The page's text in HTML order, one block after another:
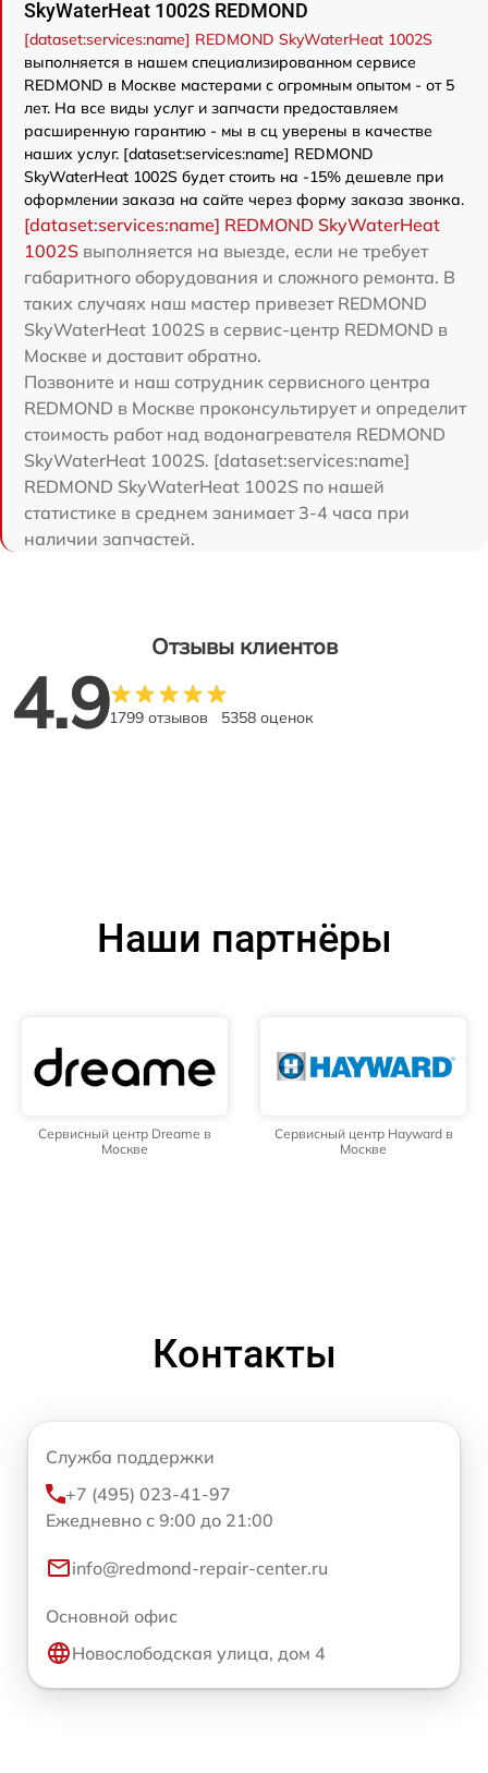
SkyWaterHeat 1002S REDMOND
[dataset:services:name] REDMOND SkyWaterHeat 1002S
выполняется в нашем специализированном сервисе
REDMOND в Москве мастерами с огромным опытом - от 5
лет. На все виды услуг и запчасти предоставляем
расширенную гарантию - мы в сц уверены в качестве
наших услуг. [dataset:services:name] REDMOND
SkyWaterHeat 1002S будет стоить на -15% дешевле при
оформлении заказа на сайте через форму заказа звонка.
[dataset:services:name] REDMOND SkyWaterHeat
1002S выполняется на выезде, если не требует
габаритного оборудования и сложного ремонта. В
таких случаях наш мастер привезет REDMOND
SkyWaterHeat 1002S в сервис-центр REDMOND в
Москве и доставит обратно.
Позвоните и наш сотрудник сервисного центра
REDMOND в Москве проконсультирует и определит
стоимость работ над водонагревателя REDMOND
SkyWaterHeat 1002S. [dataset:services:name]
REDMOND SkyWaterHeat 1002S по нашей
статистике в среднем занимает 3-4 часа при
наличии запчастей.
Отзывы клиентов
4.91799 отзывов 5358 оценок
Наши партнёры
Сервисный центр Dreame в
Москве
Сервисный центр Hayward в
Москве
Контакты
Служба поддержки
+7 (495) 023-41-97
Ежедневно с 9:00 до 21:00
info@redmond-repair-center.ru
Основной офис
Новослободская улица, дом 4